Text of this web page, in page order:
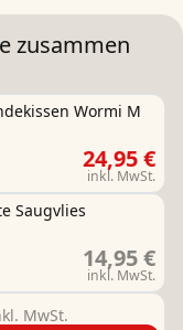
zusammen
Wormi M
24,95 €
inkl. MwSt.
Saugvlies
14,95 €
inkl. MwSt.
MwSt.